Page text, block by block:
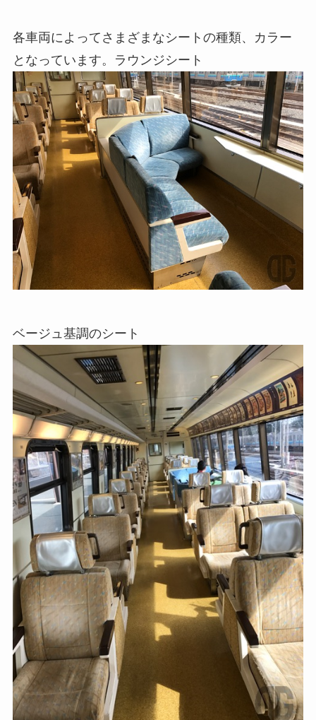
各車両によってさまざまなシートの種類、カラー
となっています。ラウンジシート
ベージュ基調のシート